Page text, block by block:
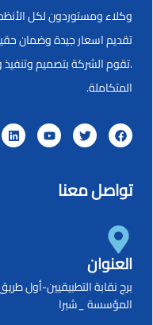
وكلاء ومستوردون لكل
تقديم اسعار جيدة وضمان
.تقوم الشركة بتصميم
المتكاملة.
تواصل معنا
العنوان
برج نقابة التطبيقيين-أول
المؤسسة _شبرا